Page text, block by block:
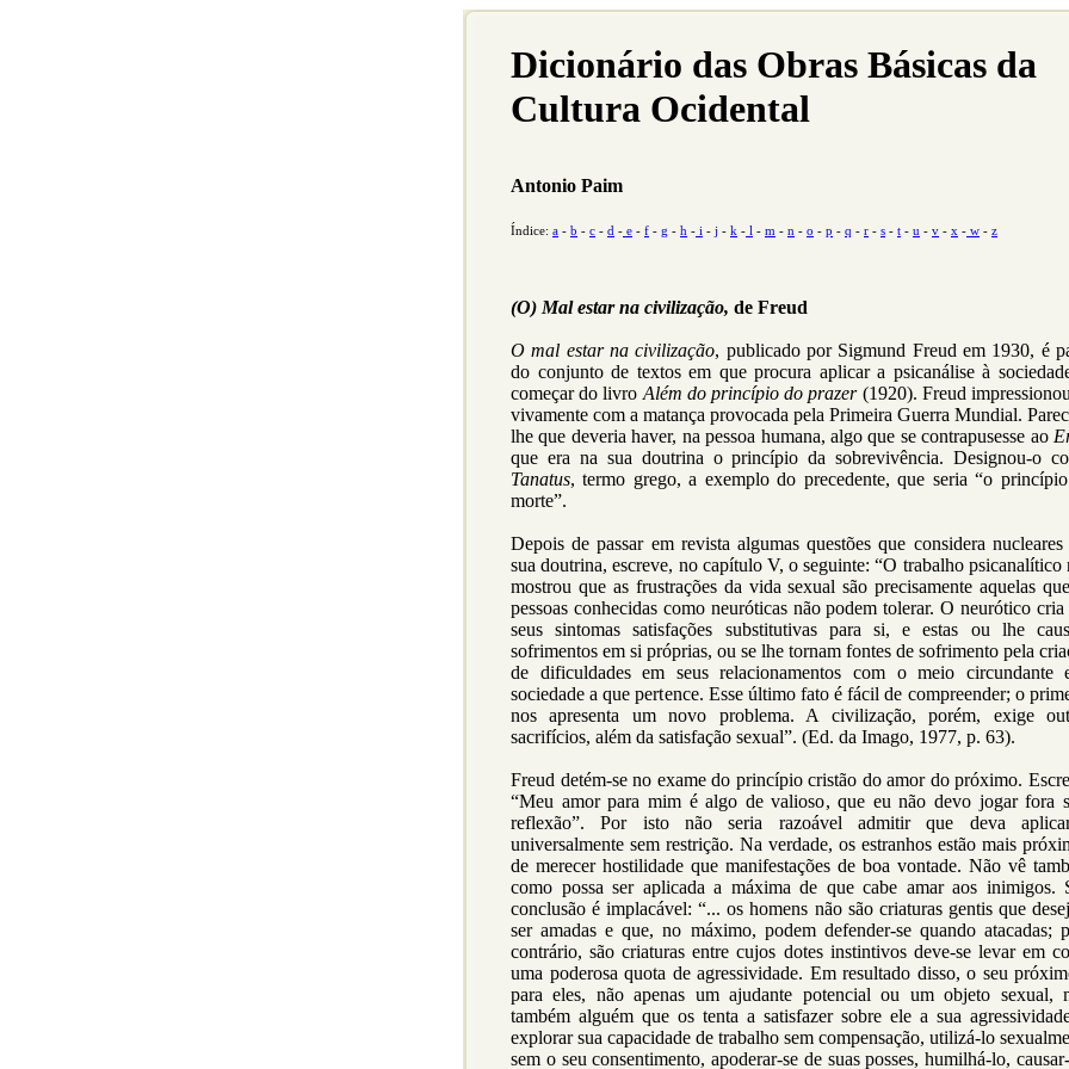
Dicionário das Obras Básicas da
Cultura Ocidental
Antonio Paim
Índice: a - b - c - d - e - f - g - h - i - j - k - l - m - n - o - p - q - r - s - t - u - v - x - w - z
(O) Mal estar na civilização, de Freud
O mal estar na civilização, publicado por Sigmund Freud em 1930, é
do conjunto de textos em que procura aplicar a psicanálise à
começar do livro Além do princípio do prazer(1920). Freud
vivamente com a matança provocada pela Primeira Guerra Mundial.
lhe que deveria haver, na pessoa humana, algo que se contrapusesse ao
que era na sua doutrina o princípio da sobrevivência. Designou-o
Tanatus, termo grego, a exemplo do precedente, que seria “o
morte”.
Depois de passar em revista algumas questões que considera nucleares
sua doutrina, escreve, no capítulo V, o seguinte: “O trabalho psicanalítico
mostrou que as frustrações da vida sexual são precisamente aquelas
pessoas conhecidas como neuróticas não podem tolerar. O neurótico cria
seus sintomas satisfações substitutivas para si, e estas ou lhe
sofrimentos em si próprias, ou se lhe tornam fontes de sofrimento pela
de dificuldades em seus relacionamentos com o meio circundante
sociedade a que pertence. Esse último fato é fácil de compreender; o
nos apresenta um novo problema. A civilização, porém, exige
sacrifícios, além da satisfação sexual”. (Ed. da Imago, 1977, p. 63).
Freud detém-se no exame do princípio cristão do amor do próximo.
“Meu amor para mim é algo de valioso, que eu não devo jogar fora
reflexão”. Por isto não seria razoável admitir que deva
universalmente sem restrição. Na verdade, os estranhos estão mais
de merecer hostilidade que manifestações de boa vontade. Não vê
como possa ser aplicada a máxima de que cabe amar aos inimigos.
conclusão é implacável: “... os homens não são criaturas gentis que
ser amadas e que, no máximo, podem defender-se quando atacadas;
contrário, são criaturas entre cujos dotes instintivos deve-se levar em
uma poderosa quota de agressividade. Em resultado disso, o seu
para eles, não apenas um ajudante potencial ou um objeto sexual,
também alguém que os tenta a satisfazer sobre ele a sua
explorar sua capacidade de trabalho sem compensação, utilizá-lo
sem o seu consentimento, apoderar-se de suas posses, humilhá-lo,